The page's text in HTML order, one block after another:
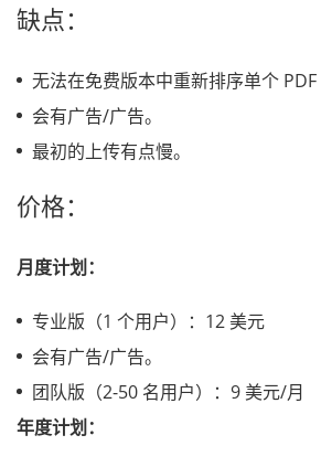
缺点：
无法在免费版本中重新排序单个 PDF
会有广告/广告。
最初的上传有点慢。
价格：
月度计划：
专业版（1 个用户）：12 美元
会有广告/广告。
团队版（2-50 名用户）：9 美元/月
年度计划：